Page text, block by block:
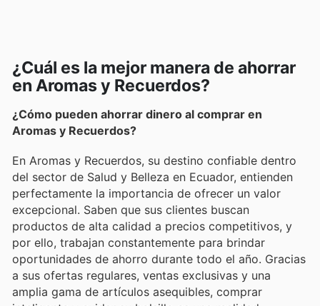
¿Cuál es la mejor manera de ahorrar
en Aromas y Recuerdos?
¿Cómo pueden ahorrar dinero al comprar en
Aromas y Recuerdos?
En Aromas y Recuerdos, su destino confiable dentro
del sector de Salud y Belleza en Ecuador, entienden
perfectamente la importancia de ofrecer un valor
excepcional. Saben que sus clientes buscan
productos de alta calidad a precios competitivos, y
por ello, trabajan constantemente para brindar
oportunidades de ahorro durante todo el año. Gracias
a sus ofertas regulares, ventas exclusivas y una
amplia gama de artículos asequibles, comprar